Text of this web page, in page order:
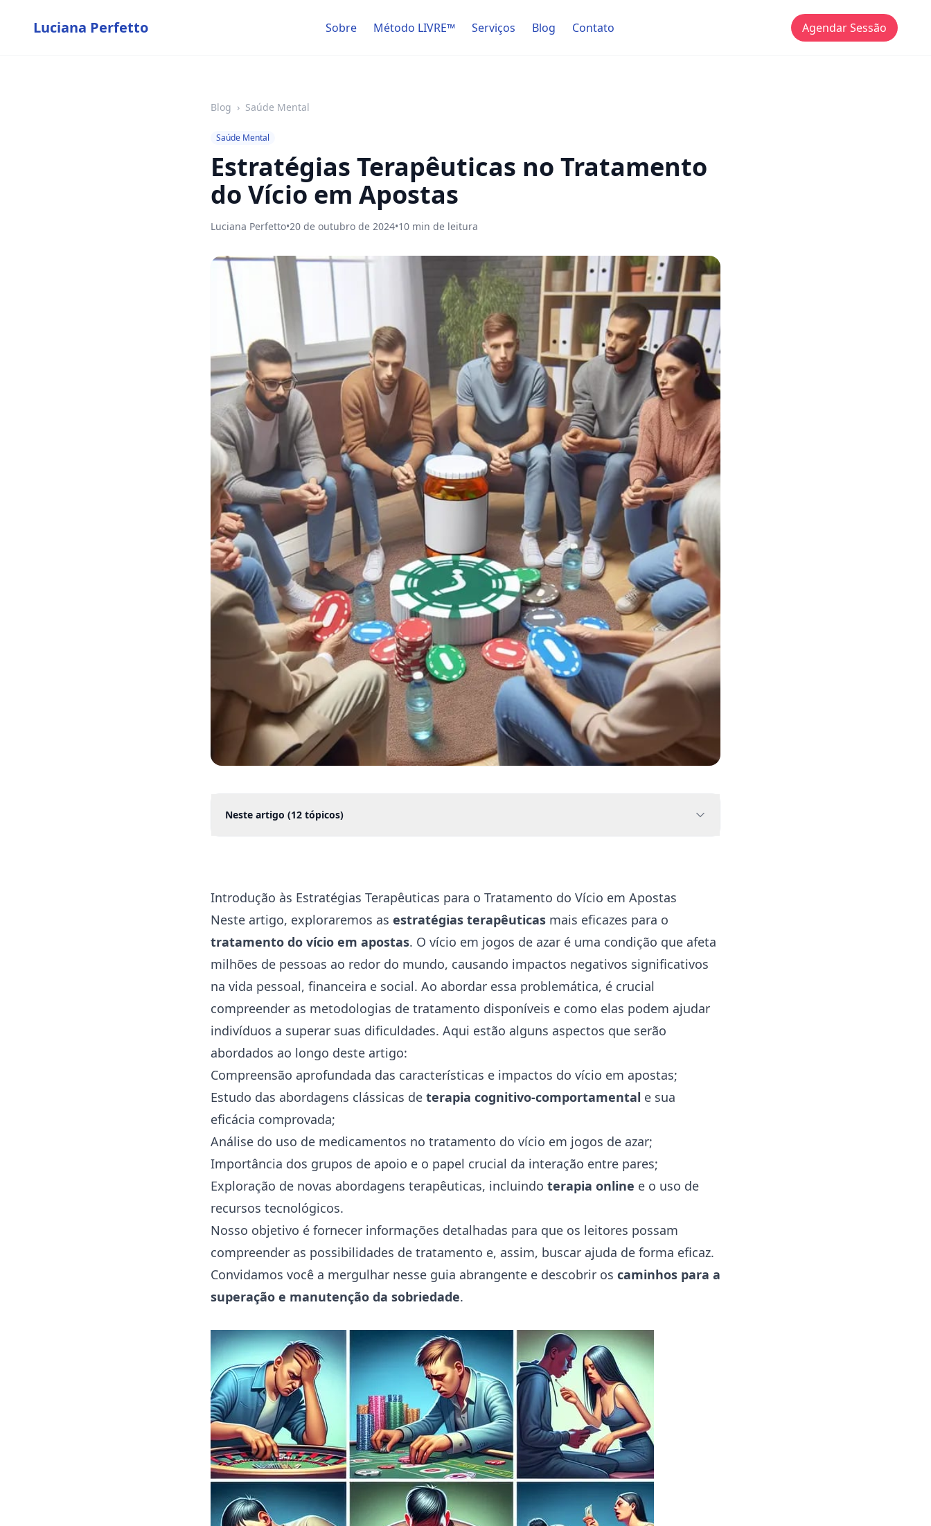
Luciana Perfetto Sobre Método LIVRE™ Serviços Blog Contato Agendar Sessão
Blog › Saúde Mental
Saúde Mental
Estratégias Terapêuticas no Tratamento
do Vício em Apostas
Luciana Perfetto•20 de outubro de 2024•10 min de leitura
Neste artigo (12 tópicos)
Introdução às Estratégias Terapêuticas para o Tratamento do Vício em Apostas
Neste artigo, exploraremos as estratégias terapêuticas mais eficazes para o
tratamento do vício em apostas. O vício em jogos de azar é uma condição que afeta
milhões de pessoas ao redor do mundo, causando impactos negativos significativos
na vida pessoal, financeira e social. Ao abordar essa problemática, é crucial
compreender as metodologias de tratamento disponíveis e como elas podem ajudar
indivíduos a superar suas dificuldades. Aqui estão alguns aspectos que serão
abordados ao longo deste artigo:
Compreensão aprofundada das características e impactos do vício em apostas;
Estudo das abordagens clássicas de terapia cognitivo-comportamental e sua
eficácia comprovada;
Análise do uso de medicamentos no tratamento do vício em jogos de azar;
Importância dos grupos de apoio e o papel crucial da interação entre pares;
Exploração de novas abordagens terapêuticas, incluindo terapia online e o uso de
recursos tecnológicos.
Nosso objetivo é fornecer informações detalhadas para que os leitores possam
compreender as possibilidades de tratamento e, assim, buscar ajuda de forma eficaz.
Convidamos você a mergulhar nesse guia abrangente e descobrir os caminhos para a
superação e manutenção da sobriedade.